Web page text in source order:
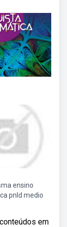
ensino
pnld medio
em